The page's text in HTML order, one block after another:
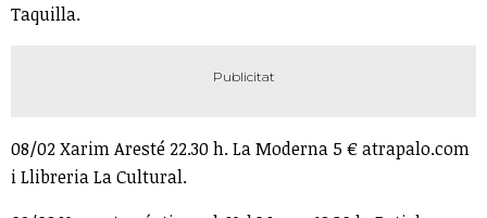
Taquilla.
08/02 Xarim Aresté 22.30 h. La Moderna 5 € atrapalo.com
i Llibreria La Cultural.